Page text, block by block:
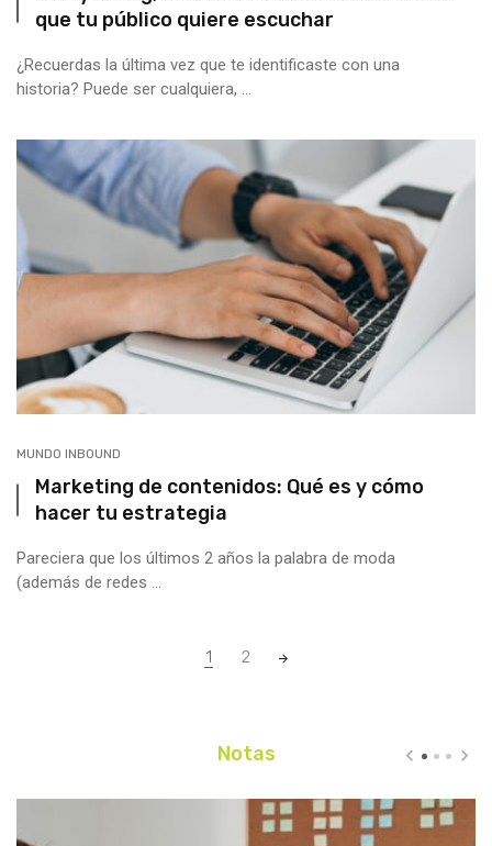
que tu público quiere escuchar
¿Recuerdas la última vez que te identificaste con una
historia? Puede ser cualquiera, ...
MUNDO INBOUND
Marketing de contenidos: Qué es y cómo
hacer tu estrategia
Pareciera que los últimos 2 años la palabra de moda
(además de redes ...
1 2
Notas